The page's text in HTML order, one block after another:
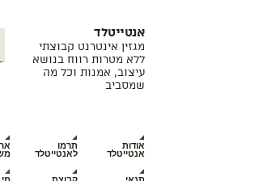
אנטייטלד
מגזין אינטרנט קבוצתי
ללא מטרות רווח בנושא
עיצוב, אמנות וכל מה
שמסביב
אודות
אנטייטלד
תרמו
לאנטייטלד